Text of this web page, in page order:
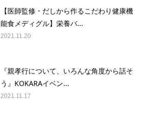
【医師監修・だしから作るこだわり健康機
能食メディグル】栄養バ...
2021.11.20
『親孝行について、いろんな角度から話そ
う』KOKARAイベン...
2021.11.17